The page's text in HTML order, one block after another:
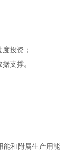
投资；
支撑。
能和附属生产用能